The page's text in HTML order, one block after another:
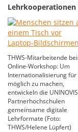
THWS-Mitarbeitende
Online-Workshop: Um
Internationalisierung für
möglich zu machen,
entwickeln die
Partnerhochschulen
gemeinsame digitale
Lehrformate (Foto:
THWS/Helene Lüpfert)